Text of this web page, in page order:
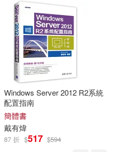
Windows Server 2012 R2系統
配置指南
簡體書
戴有煒
87 折 $517 $594